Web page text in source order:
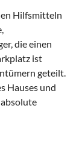
Hilfsmitteln
die einen
ist
geteilt.
Hauses und